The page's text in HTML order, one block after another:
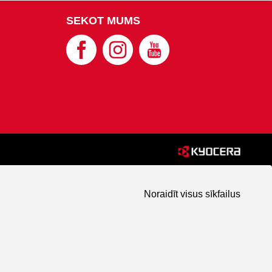
SEKOT MUMS
Noraidīt visus sīkfailus